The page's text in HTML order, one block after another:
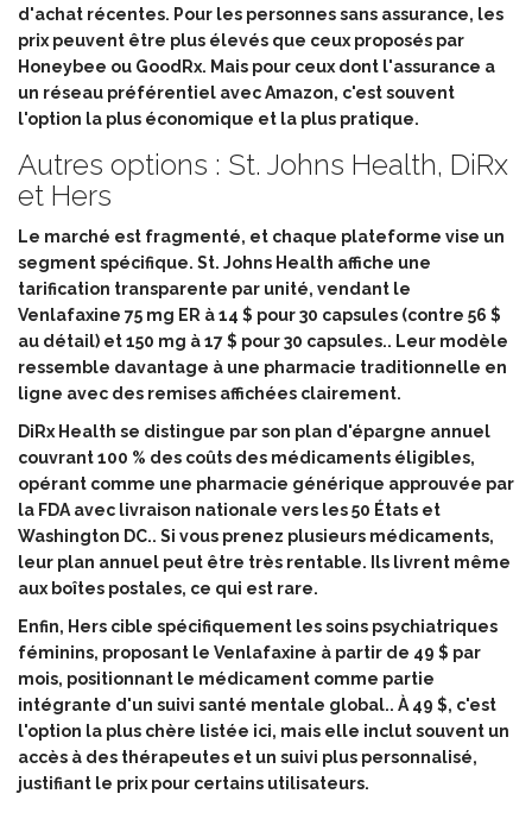
d'achat récentes. Pour les personnes sans assurance, les
prix peuvent être plus élevés que ceux proposés par
Honeybee ou GoodRx. Mais pour ceux dont l'assurance a
un réseau préférentiel avec Amazon, c'est souvent
l'option la plus économique et la plus pratique.
Autres options : St. Johns Health, DiRx
et Hers
Le marché est fragmenté, et chaque plateforme vise un
segment spécifique. St. Johns Health affiche une
tarification transparente par unité, vendant le
Venlafaxine 75 mg ER à 14 $ pour 30 capsules (contre 56 $
au détail) et 150 mg à 17 $ pour 30 capsules.. Leur modèle
ressemble davantage à une pharmacie traditionnelle en
ligne avec des remises affichées clairement.
DiRx Health se distingue parson plan d'épargne annuel
couvrant 100 % des coûts des médicaments éligibles,
opérant comme une pharmacie générique approuvée par
la FDA avec livraison nationale vers les 50 États et
Washington DC.. Si vous prenez plusieurs médicaments,
leur plan annuel peut être très rentable. Ils livrent même
aux boîtes postales, ce qui est rare.
Enfin, Hers cible spécifiquement les soins psychiatriques
féminins, proposant le Venlafaxine à partir de 49 $ par
mois, positionnant le médicament comme partie
intégrante d'un suivi santé mentale global.. À 49 $, c'est
l'option la plus chère listée ici, mais elle inclut souvent un
accès à des thérapeutes et un suivi plus personnalisé,
justifiant le prix pour certains utilisateurs.